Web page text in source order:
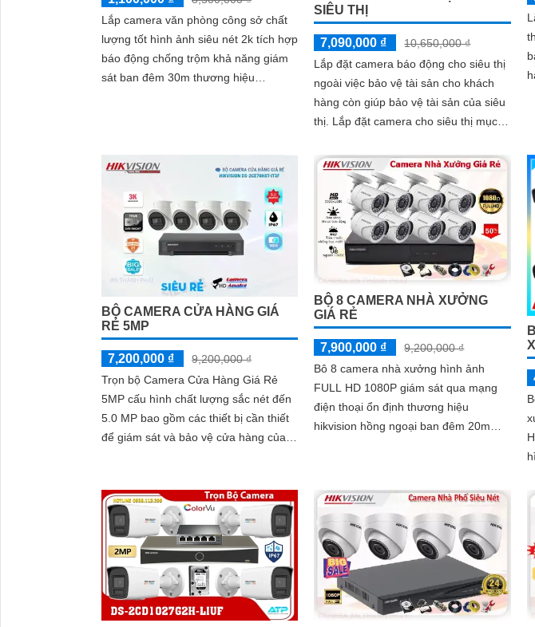
Lắp camera văn phòng công sở chất
lượng tốt hình ảnh siêu nét 2k tích hợp
báo động chống trộm khả năng giám
sát ban đêm 30m thương hiệu
SIÊU THỊ
7,090,000 ₫
10,650,000 ₫
Lắp đặt camera báo động cho siêu thị
ngoài việc bảo vệ tài sản cho khách
hàng còn giúp bảo vệ tài sản của siêu
thị. Lắp đặt camera cho siêu thị mục
BỘ CAMERA CỬA HÀNG GIÁ
RẺ 5MP
7,200,000 ₫
9,200,000 ₫
Trọn bộ Camera Cửa Hàng Giá Rẻ
5MP cấu hình chất lượng sắc nét đến
5.0 MP bao gồm các thiết bị cần thiết
để giám sát và bảo vệ cửa hàng của
BỘ 8 CAMERA NHÀ XƯỞNG
GIÁ RẺ
7,900,000 ₫
9,200,000 ₫
Bô 8 camera nhà xưởng hình ảnh
FULL HD 1080P giám sát qua mạng
điện thoại ổn định thương hiệu
hikvision hồng ngoại ban đêm 20m